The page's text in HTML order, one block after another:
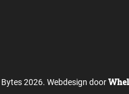
2026. Webdesign door